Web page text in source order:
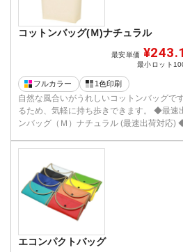
コットンバッグ(Ｍ)ナチュラル
最安単価
最小ロット
フルカラー 1色印刷
自然な風合いがうれしいコットンバッグで
るため、気軽に持ち歩きできます。 ◆最速出荷対応商品はこちら コット
ンバッ
エコンパクトバッグ